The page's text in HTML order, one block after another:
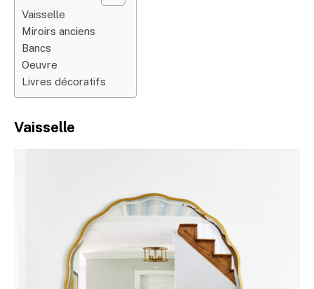
Vaisselle
Miroirs anciens
Bancs
Oeuvre
Livres décoratifs
Vaisselle